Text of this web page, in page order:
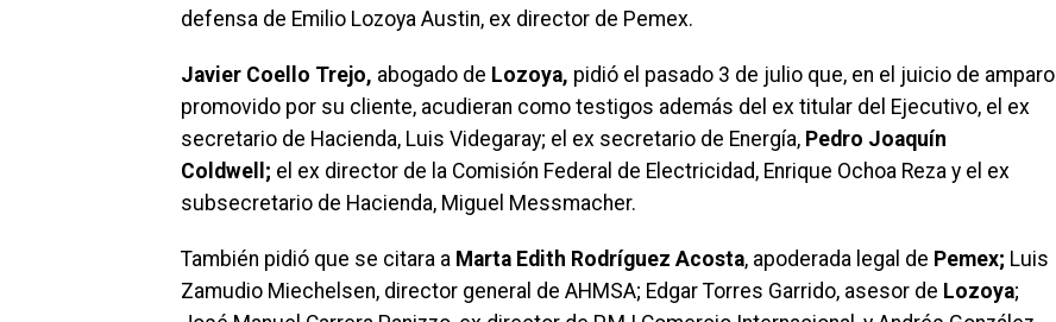
defensa de Emilio Lozoya Austin, ex director de Pemex.
Javier Coello Trejo, abogado de Lozoya, pidió el pasado 3 de julio que, en el juicio de amparo
promovido por su cliente, acudieran como testigos además del ex titular del Ejecutivo, el ex
secretario de Hacienda, Luis Videgaray; el ex secretario de Energía, Pedro Joaquín
Coldwell; el ex director de la Comisión Federal de Electricidad, Enrique Ochoa Reza y el ex
subsecretario de Hacienda, Miguel Messmacher.
También pidió que se citara a Marta Edith Rodríguez Acosta, apoderada legal de Pemex; Luis
Zamudio Miechelsen, director general de AHMSA; Edgar Torres Garrido, asesor de Lozoya;